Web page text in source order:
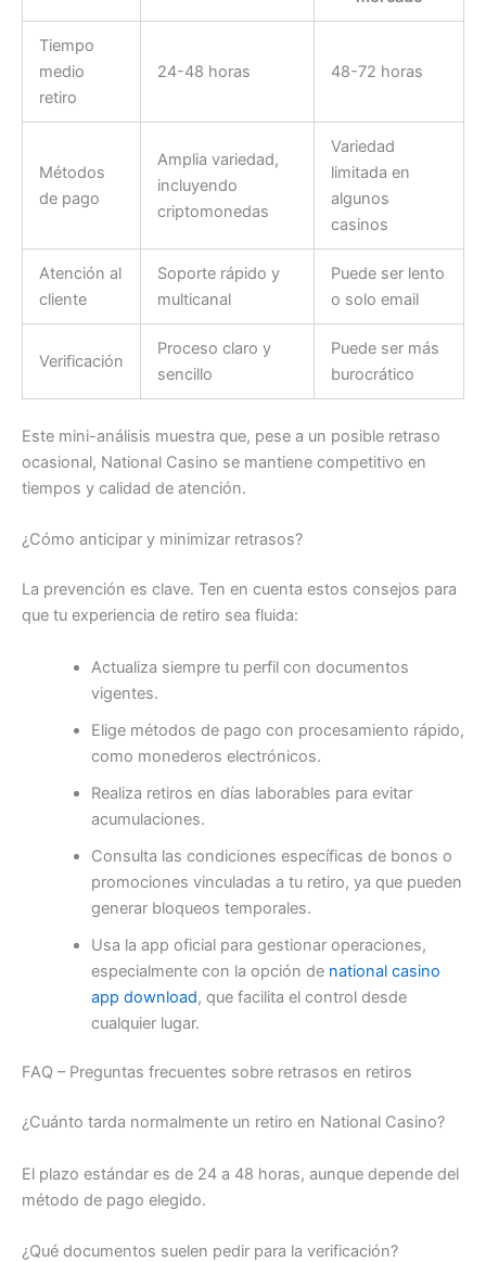
Tiempo
medio
retiro
24-48 horas 48-72 horas
Métodos
de pago
Amplia variedad,
incluyendo
criptomonedas
Variedad
limitada en
algunos
casinos
Atención al
cliente
Soporte rápido y
multicanal
Puede ser lento
o solo email
Verificación
Proceso claro y
sencillo
Puede ser más
burocrático
Este mini-análisis muestra que, pese a un posible retraso
ocasional, National Casino se mantiene competitivo en
tiempos y calidad de atención.
¿Cómo anticipar y minimizar retrasos?
La prevención es clave. Ten en cuenta estos consejos para
que tu experiencia de retiro sea fluida:
Actualiza siempre tu perfil con documentos
vigentes.
Elige métodos de pago con procesamiento rápido,
como monederos electrónicos.
Realiza retiros en días laborables para evitar
acumulaciones.
Consulta las condiciones específicas de bonos o
promociones vinculadas a tu retiro, ya que pueden
generar bloqueos temporales.
Usa la app oficial para gestionar operaciones,
especialmente con la opción de national casino
app download, que facilita el control desde
cualquier lugar.
FAQ – Preguntas frecuentes sobre retrasos en retiros
¿Cuánto tarda normalmente un retiro en National Casino?
El plazo estándar es de 24 a 48 horas, aunque depende del
método de pago elegido.
¿Qué documentos suelen pedir para la verificación?